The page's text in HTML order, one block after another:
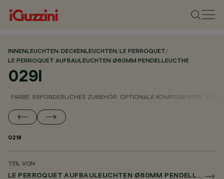
INNENLEUCHTEN/DECKENLEUCHTEN/LE PERROQUET/
LE PERROQUET AUFBAULEUCHTEN Ø80MM PENDELLEUCTHE
029I
FARBE ERFORDERLICHES ZUBEHÖR OPTIONALE KOMPONENTEN
029I
TEIL VON
LE PERROQUET AUFBAULEUCHTEN Ø80MM PENDELLEUCTHE